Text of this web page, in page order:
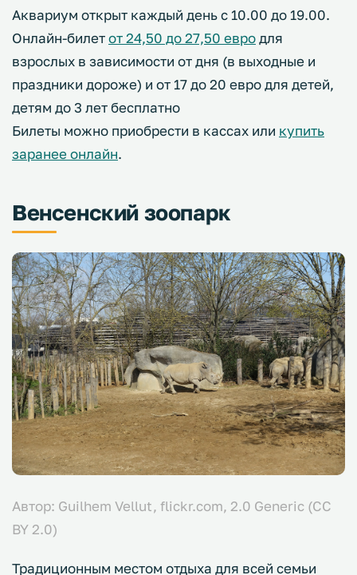
Аквариум открыт каждый день с 10.00 до 19.00.
Онлайн-билетот 24,50 до 27,50 евродля
взрослых в зависимости от дня (в выходные и
праздники дороже) и от 17 до 20 евро для детей,
детям до 3 лет бесплатно
Билеты можно приобрести в кассах или купить
заранее онлайн.
Венсенский зоопарк
Автор: Guilhem Vellut, flickr.com, 2.0 Generic (CC
BY 2.0)
Традиционным местом отдыха для всей семьи